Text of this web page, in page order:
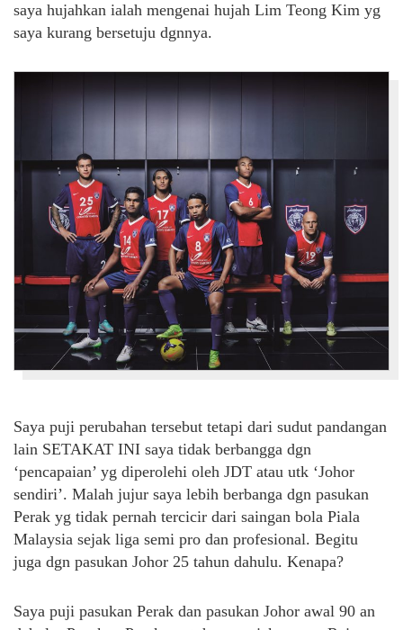
saya hujahkan ialah mengenai hujah Lim Teong Kim yg
saya kurang bersetuju dgnnya.
Saya puji perubahan tersebut tetapi dari sudut pandangan
lain SETAKAT INI saya tidak berbangga dgn
‘pencapaian’ yg diperolehi oleh JDT atau utk ‘Johor
sendiri’. Malah jujur saya lebih berbanga dgn pasukan
Perak yg tidak pernah tercicir dari saingan bola Piala
Malaysia sejak liga semi pro dan profesional. Begitu
juga dgn pasukan Johor 25 tahun dahulu. Kenapa?
Saya puji pasukan Perak dan pasukan Johor awal 90 an